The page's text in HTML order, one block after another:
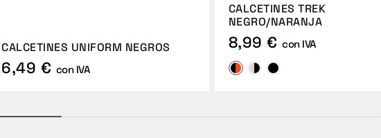
CALCETINES UNIFORM NEGROS
6,49 € con IVA
CALCETINES TREK
NEGRO/NARANJA
8,99 € con IVA